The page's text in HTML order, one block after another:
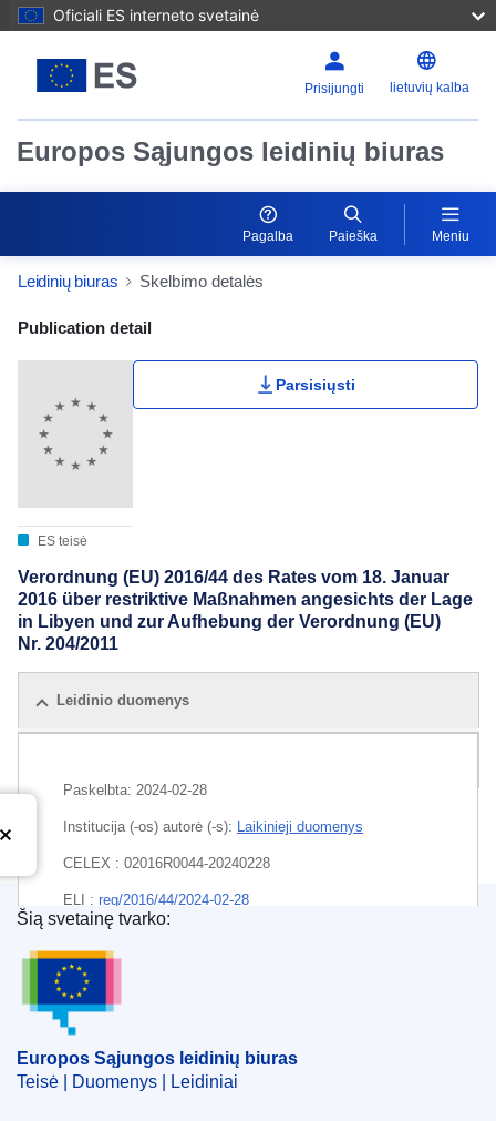
Oficiali ES interneto svetainė
Prisijungti lietuvių kalba
Europos Sąjungos leidinių biuras
Pagalba Paieška Meniu
Leidinių biuras Skelbimo detalės
Publication Detail Actions Portlet
Publication detail
ES teisė
Parsisiųsti
Verordnung (EU) 2016/44 des Rates vom 18. Januar
2016 über restriktive Maßnahmen angesichts der Lage
in Libyen und zur Aufhebung der Verordnung (EU)
Nr. 204/2011
Leidinio duomenys
Paskelbta: 2024-02-28
Institucija (-os) autorė (-s): Laikinieji duomenys
CELEX : 02016R0044-20240228
ELI : reg/2016/44/2024-02-28
EDITION : 88718d3d-951c-11ee-b164-01aa75ed71a1
EDITION : 59d2d256-5333-11ee-9220-01aa75ed71a1
EDITION : 6801af96-f42d-11ed-a05c-01aa75ed71a1
EDITION : ed779abe-9c3d-11ed-b508-01aa75ed71a1
Europos Sąjungos leidinių biuras
Šią svetainę tvarko:
Europos Sąjungos leidinių biuras
Teisė | Duomenys | Leidiniai